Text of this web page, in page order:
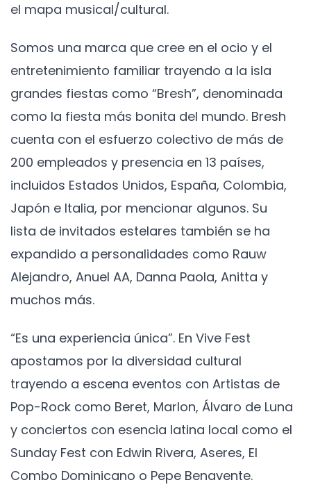
el mapa musical/cultural.
Somos una marca que cree en el ocio y el
entretenimiento familiar trayendo a la isla
grandes fiestas como “Bresh”, denominada
como la fiesta más bonita del mundo. Bresh
cuenta con el esfuerzo colectivo de más de
200 empleados y presencia en 13 países,
incluidos Estados Unidos, España, Colombia,
Japón e Italia, por mencionar algunos. Su
lista de invitados estelares también se ha
expandido a personalidades como Rauw
Alejandro, Anuel AA, Danna Paola, Anitta y
muchos más.
“Es una experiencia única”. En Vive Fest
apostamos por la diversidad cultural
trayendo a escena eventos con Artistas de
Pop-Rock como Beret, Marlon, Álvaro de Luna
y conciertos con esencia latina local como el
Sunday Fest con Edwin Rivera, Aseres, El
Combo Dominicano o Pepe Benavente.